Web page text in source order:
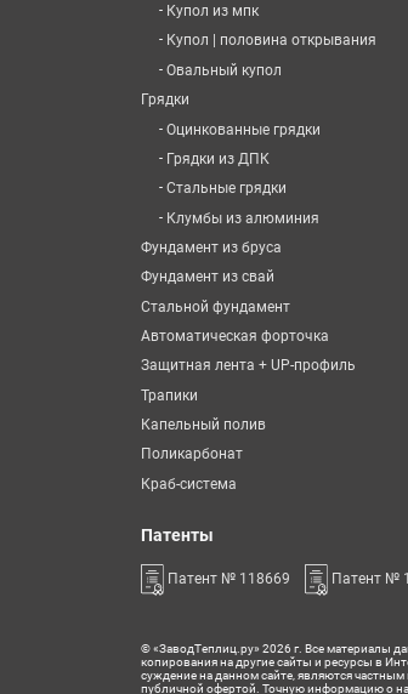
- Купол из мпк
- Купол | половина открывания
-Овальный купол
Грядки
-Оцинкованные грядки
- Грядки из ДПК
-Стальные грядки
- Клумбы из алюминия
Фундамент из бруса
Фундамент из свай
Стальной фундамент
Автоматическая форточка
Защитная лента + UP-профиль
Трапики
Капельный полив
Поликарбонат
Краб-система
Патенты
Патент № 118669 Патент №
© «ЗаводТеплиц.ру» 2026 г. Все материалы
копирования на другие сайты и ресурсы в
суждение на данном сайте, являются
публичной офертой. Точную информацию о